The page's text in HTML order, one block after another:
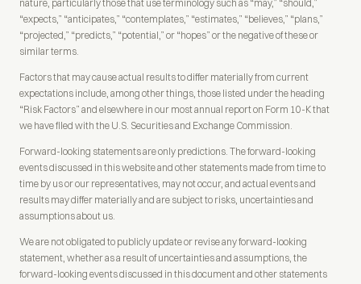
nature, particularly those that use terminology such as “may,” “should,”
“expects,” “anticipates,” “contemplates,” “estimates,” “believes,” “plans,”
“projected,” “predicts,” “potential,” or “hopes” or the negative of these or
similar terms.
Factors that may cause actual results to differ materially from current
expectations include, among other things, those listed under the heading
“Risk Factors” and elsewhere in our most annual report on Form 10-K that
we have filed with the U.S. Securities and Exchange Commission.
Forward-looking statements are only predictions. The forward-looking
events discussed in this website and other statements made from time to
time by us or our representatives, may not occur, and actual events and
results may differ materially and are subject to risks, uncertainties and
assumptions about us.
We are not obligated to publicly update or revise any forward-looking
statement, whether as a result of uncertainties and assumptions, the
forward-looking events discussed in this document and other statements